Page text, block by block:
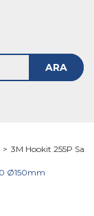
ARA
3M Hookit 255P